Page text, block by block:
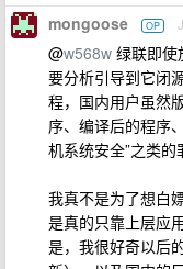
mongoose OP
@w568w 绿联即使
要分析引导到它闭
程，国内用户虽然
序、编译后的程序
机系统安全”之类的
我真不是为了想白
是真的只靠上层应
是，我很好奇以后